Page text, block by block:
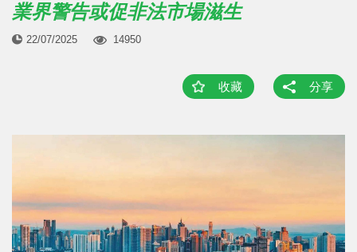
業界警告或促非法市場滋生
22/07/2025 14950
收藏 分享